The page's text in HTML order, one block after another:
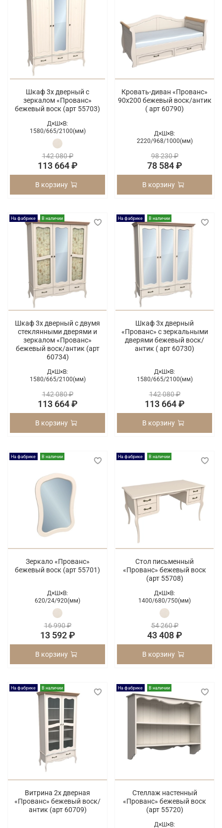
Шкаф 3х дверный с
зеркалом «Прованс»
бежевый воск (арт 55703)
Д×Ш×В:
1580/665/2100(мм)
142 080 ₽
113 664 ₽
В корзину
Кровать-диван «Прованс»
90х200 бежевый воск/антик
( арт 60790)
Д×Ш×В:
2220/968/1000(мм)
98 230 ₽
78 584 ₽
В корзину
На фабрике В наличии
Шкаф 3х дверный с двумя
стеклянными дверями и
зеркалом «Прованс»
бежевый воск/антик (арт
60734)
Д×Ш×В:
1580/665/2100(мм)
142 080 ₽
113 664 ₽
В корзину
На фабрике В наличии
Шкаф 3х дверный
«Прованс» с зеркальными
дверями бежевый воск/
антик ( арт 60730)
Д×Ш×В:
1580/665/2100(мм)
142 080 ₽
113 664 ₽
В корзину
На фабрике В наличии
Зеркало «Прованс»
бежевый воск (арт 55701)
Д×Ш×В:
620/24/920(мм)
16 990 ₽
13 592 ₽
В корзину
На фабрике В наличии
Стол письменный
«Прованс» бежевый воск
(арт 55708)
Д×Ш×В:
1400/680/750(мм)
54 260 ₽
43 408 ₽
В корзину
На фабрике В наличии
Витрина 2х дверная
«Прованс» бежевый воск/
антик (арт 60709)
На фабрике В наличии
Стеллаж настенный
«Прованс» бежевый воск
(арт 55720)
Д×Ш×В: